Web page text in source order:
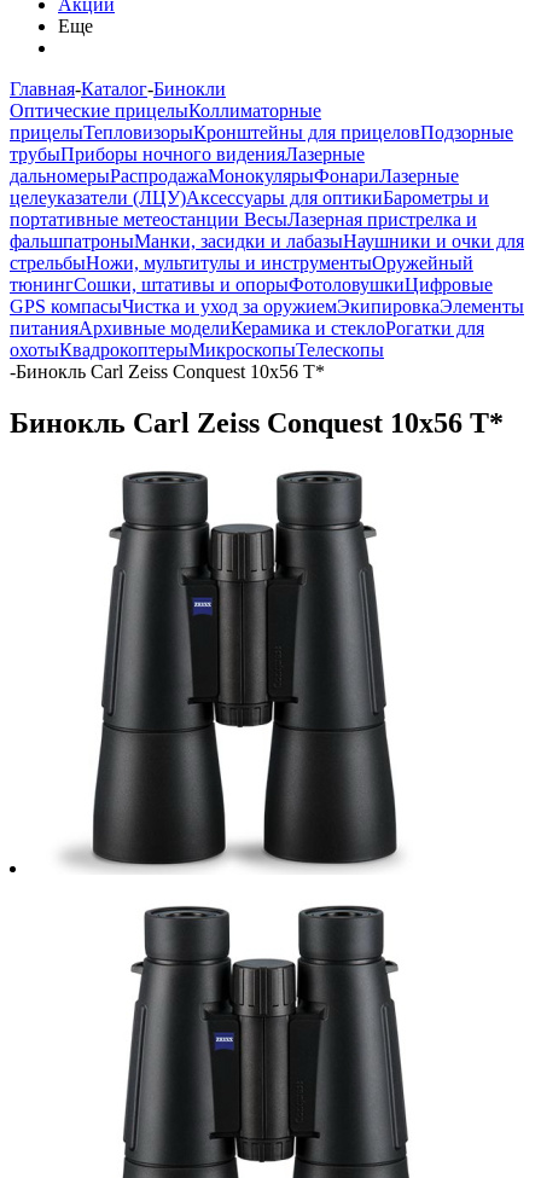
Акции
Еще
Главная-Каталог-Бинокли
Оптические прицелыКоллиматорные
прицелыТепловизорыКронштейны для прицеловПодзорные
трубыПриборы ночного виденияЛазерные
дальномерыРаспродажаМонокулярыФонариЛазерные
целеуказатели (ЛЦУ)Аксессуары для оптикиБарометры и
портативные метеостанции ВесыЛазерная пристрелка и
фальшпатроныМанки, засидки и лабазыНаушники и очки для
стрельбыНожи, мультитулы и инструментыОружейный
тюнингСошки, штативы и опорыФотоловушкиЦифровые
GPS компасыЧистка и уход за оружиемЭкипировкаЭлементы
питанияАрхивные моделиКерамика и стеклоРогатки для
охотыКвадрокоптерыМикроскопыТелескопы
-Бинокль Carl Zeiss Conquest 10x56 T*
Бинокль Carl Zeiss Conquest 10x56 T*